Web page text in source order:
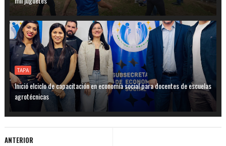
TAPA
Inició elciclo de capacitación en economía social para docentes de escuelas
agrotécnicas
ANTERIOR